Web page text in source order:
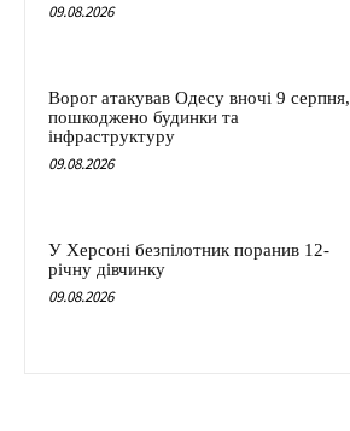
09.08.2026
Ворог атакував Одесу вночі 9 серпня,
пошкоджено будинки та
інфраструктуру
09.08.2026
У Херсоні безпілотник поранив 12-
річну дівчинку
09.08.2026